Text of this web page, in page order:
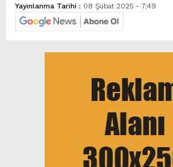
Yayınlanma Tarihi : 08 Şubat 2025 - 7:49